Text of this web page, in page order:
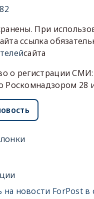
При
ссылка
сайта
о регистрации
Роскомнадзором 28
новости ForPost в